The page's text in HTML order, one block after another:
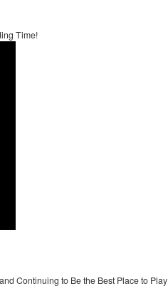
Time!
Continuing to Be the Best Place to Play